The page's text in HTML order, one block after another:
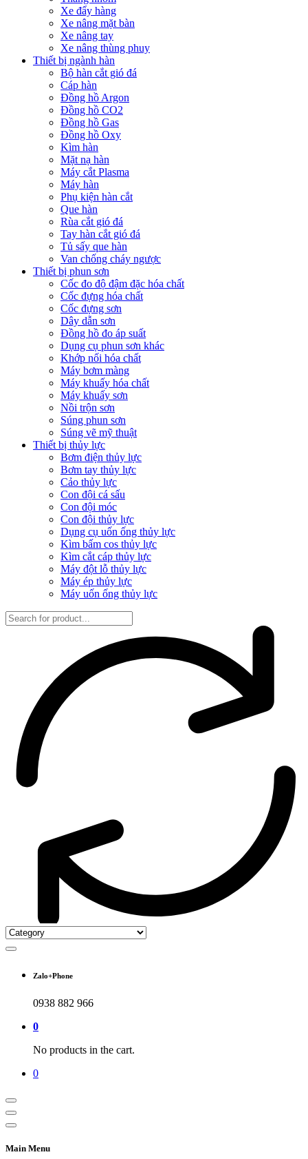
Xe đẩy hàng
Xe nâng mặt bàn
Xe nâng tay
Xe nâng thùng phuy
Thiết bị ngành hàn
Bộ hàn cắt gió đá
Cáp hàn
Đồng hồ Argon
Đồng hồ CO2
Đồng hồ Gas
Đồng hồ Oxy
Kìm hàn
Mặt nạ hàn
Máy cắt Plasma
Máy hàn
Phụ kiện hàn cắt
Que hàn
Rùa cắt gió đá
Tay hàn cắt gió đá
Tủ sấy que hàn
Van chống cháy ngược
Thiết bị phun sơn
Cốc đo độ đậm đặc hóa chất
Cốc đựng hóa chất
Cốc đựng sơn
Dây dẫn sơn
Đồng hồ đo áp suất
Dụng cụ phun sơn khác
Khớp nối hóa chất
Máy bơm màng
Máy khuấy hóa chất
Máy khuấy sơn
Nồi trộn sơn
Súng phun sơn
Súng vẽ mỹ thuật
Thiết bị thủy lực
Bơm điện thủy lực
Bơm tay thủy lực
Cảo thủy lực
Con đội cá sấu
Con đội móc
Con đội thủy lực
Dụng cụ uốn ống thủy lực
Kìm bấm cos thủy lực
Kìm cắt cáp thủy lực
Máy đột lỗ thủy lực
Máy ép thủy lực
Máy uốn ống thủy lực
Zalo+Phone
0938 882 966
0
No products in the cart.
0
Main Menu